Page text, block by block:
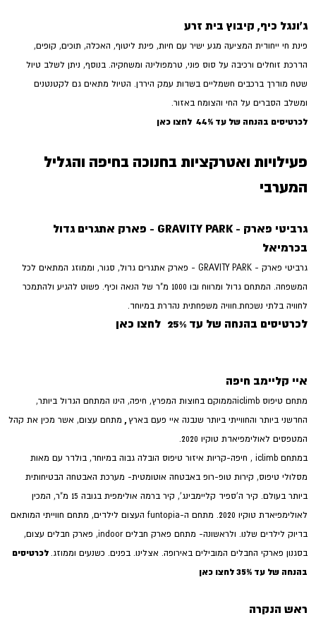
ג'ונגל כיף, קיבוץ בית זרע
פינת חי ייחודית המציעה מגע ישיר עם חיות, פינת ליטוף, האכלה, תוכים, קופים,
הדרכת זוחלים ורכיבה על סוס פוני, טרמפולינה ומשחקיה. בנוסף, ניתן לשלב טיול
שטח מודרך ברכבים חשמליים בשדות עמק הירדן. הטיול מתאים גם לקטנטנים
ומשלב הסברים על החי והצומח באזור.
לכרטיסים בהנחה של עד 44% לחצו כאן
פעילויות ואטרקציות בחנוכה בחיפה והגליל
המערבי
גרביטי פארק - GRAVITY PARK - פארק אתגרים גדול
בכרמיאל
גרביטי פארק - GRAVITY PARK - פארק אתגרים גדול, סגור, וממוזג המתאים לכל
המשפחה. המתחם גדול ומרווח ובו 1000 מ"ר של הנאה וכיף. פשוט להגיע ולהתמכר
לחוויה בלתי נשכחת.חוויה משפחתית נהדרת במיוחד.
לכרטיסים בהנחה של עד 25% לחצו כאן
איי קליימב חיפה
מתחם טיפוס iclimbהממוקם בחוצות המפרץ, חיפה, הינו המתחם הגדול ביותר,
החדשני ביותר והחווייתי ביותר שנבנה איי פעם בארץ , מתחם עצום, אשר מכין את קהל
המטפסים לאולימפיאדת טוקיו 2020.
במתחם iclimb , חיפה-קריות איזור טיפוס הובלה גבוה במיוחד, בולדר עם מאות
מסלולי טיפוס, קירות טופ-רופ באבטחה אוטומטית- מערכת האבטחה הבטיחותית
ביותר בעולם. קיר ה’ספיד קליימבינג’, קיר ברמה אולימפית בגובה 15 מ”ר, המכין
לאולימפיאדת טוקיו 2020. מתחם ה-funtopia העצום לילדים, מתחם חווייתי המותאם
בדיוק לילדים שלנו. ולראשונה- מתחם פארק חבלים indoor, פארק חבלים עצום,
בסגנון פארקי החבלים המובילים באירופה. אצלינו. בפנים. כשנעים וממוזג. לכרטיסים
בהנחה של עד 35% לחצו כאן
ראש הנקרה